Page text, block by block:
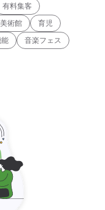
有料集客
美術館
育児
音楽フェス